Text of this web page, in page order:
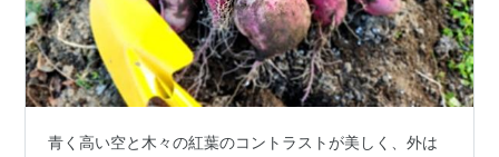
青く高い空と木々の紅葉のコントラストが美しく、外は